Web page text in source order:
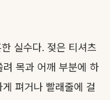
실수다. 젖은 티셔츠
목과 어깨 부분에 하
펴거나 빨래줄에 걸